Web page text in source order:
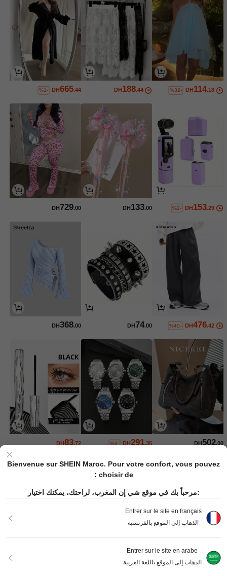
DH 114.18
%32-
DH 188.44
DH665.44
%1-
DH153.29
%2-
DH133.00
DH729.00
DH476.42
%40-
DH74.00
DH368.00
DH502.00
DH291.35
%3-
DH83.72
DH 474.41
%1-
453.60
Bienvenue sur SHEIN Maroc. Pour votre confort, vous pouvez
choisir de :
مرحباً بك في موقع شي إن المغرب، لراحتك، يمكنك اختيار:
Entrer sur le site en français
الذهاب إلى الموقع بالفرنسية
Entrer sur le site en arabe
الذهاب إلى الموقع باللغة العربية